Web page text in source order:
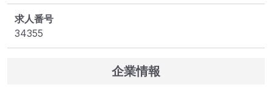
求人番号
34355
企業情報